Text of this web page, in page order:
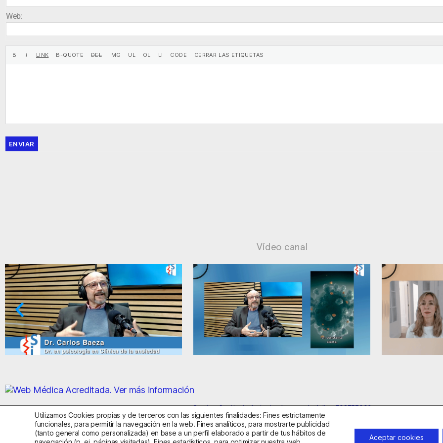
Web:
ENVIAR
Vídeo canal
Centro Sanitario Autorizado con el código E08737002
Aviso LegalPolítica de PrivacidadPolítica de CookiesCondiciones Generales de
Utilizamos Cookies propias y de terceros con las siguientes finalidades: Fines estrictamente
funcionales, para permitir la navegación en la web. Fines analíticos, para mostrarte publicidad
(tanto general como personalizada) en base a un perfil elaborado a partir de tus hábitos de
Aceptar cookies